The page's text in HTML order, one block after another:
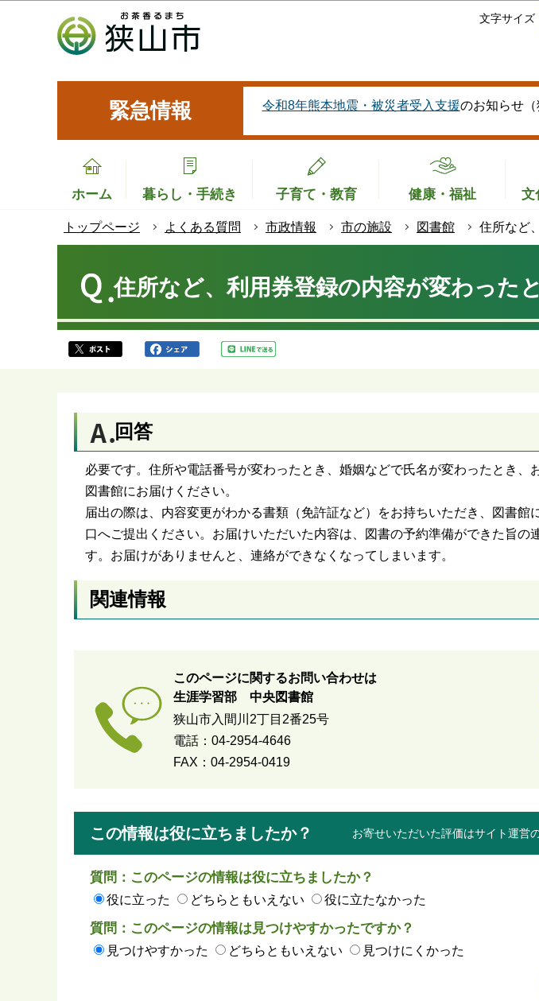
このページ
文字サイズ
緊急情報 令和8年熊本地震・被災者受入支援のお知らせ（
ホーム 暮らし・手続き 子育て・教育 健康・福祉 文
トップページ よくある質問 市政情報 市の施設 図書館 住所など
住所など、利用券登録の内容が変わった
回答
必要です。住所や電話番号が変わったとき、婚姻などで氏名が変わったとき、
図書館にお届けください。
届出の際は、内容変更がわかる書類（免許証など）をお持ちいただき、図書館
口へご提出ください。お届けいただいた内容は、図書の予約準備ができた旨の
す。お届けがありませんと、連絡ができなくなってしまいます。
関連情報
このページに関するお問い合わせは
生涯学習部 中央図書館
狭山市入間川2丁目2番25号
電話：04-2954-4646
FAX：04-2954-0419
この情報は役に立ちましたか？ お寄せいただいた評価はサイト運営
質問：このページの情報は役に立ちましたか？
役に立った どちらともいえない 役に立たなかった
質問：このページの情報は見つけやすかったですか？
見つけやすかった どちらともいえない 見つけにくかった